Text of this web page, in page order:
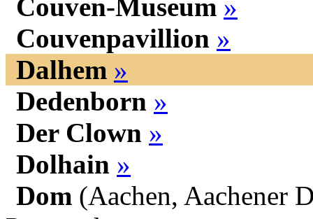
Couven-Museum »
Couvenpavillion »
Dalhem »
Dedenborn »
Der Clown »
Dolhain »
Dom (Aachen, Aachener